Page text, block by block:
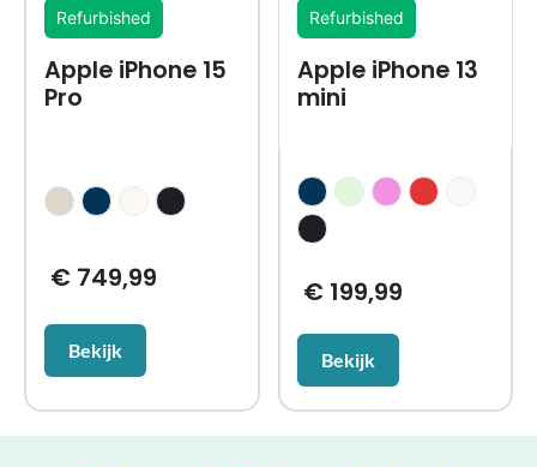
Refurbished
Apple iPhone 15
Pro
€749,99
Bekijk
Refurbished
Apple iPhone 13
mini
€ 199,99
Bekijk